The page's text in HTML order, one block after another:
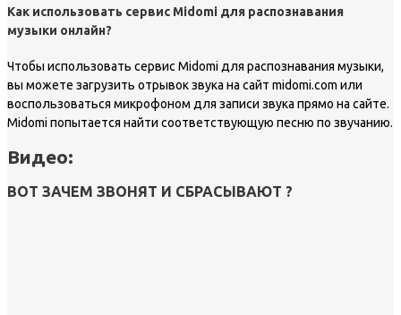
Как использовать сервис Midomi для распознавания
музыки онлайн?
Чтобы использовать сервис Midomi для распознавания музыки,
вы можете загрузить отрывок звука на сайт midomi.com или
воспользоваться микрофоном для записи звука прямо на сайте.
Midomi попытается найти соответствующую песню по звучанию.
Видео:
ВОТ ЗАЧЕМ ЗВОНЯТ И СБРАСЫВАЮТ ?